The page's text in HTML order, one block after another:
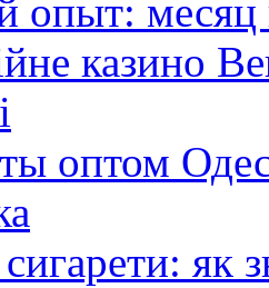
опыт: месяц
казино
оптом
як